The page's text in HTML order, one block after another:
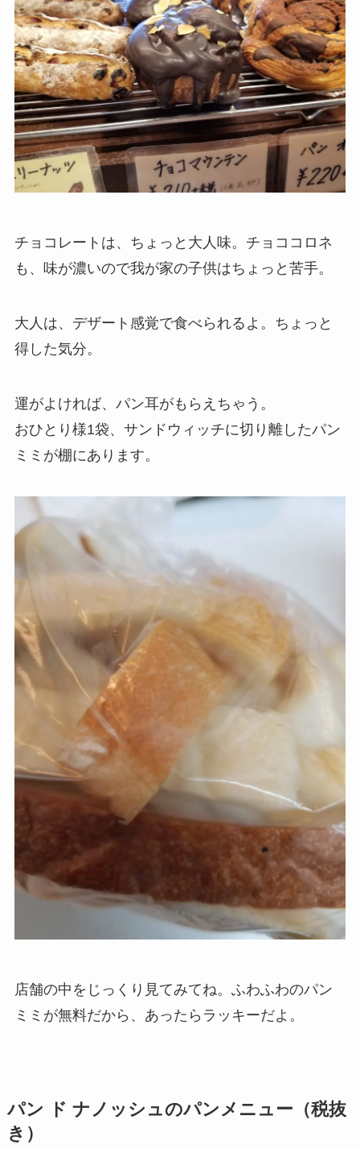
チョコレートは、ちょっと大人味。チョココロネ
も、味が濃いので我が家の子供はちょっと苦手。
大人は、デザート感覚で食べられるよ。ちょっと
得した気分。
運がよければ、パン耳がもらえちゃう。
おひとり様1袋、サンドウィッチに切り離したパン
ミミが棚にあります。
店舗の中をじっくり見てみてね。ふわふわのパン
ミミが無料だから、あったらラッキーだよ。
パン ド ナノッシュのパンメニュー（税抜
き）